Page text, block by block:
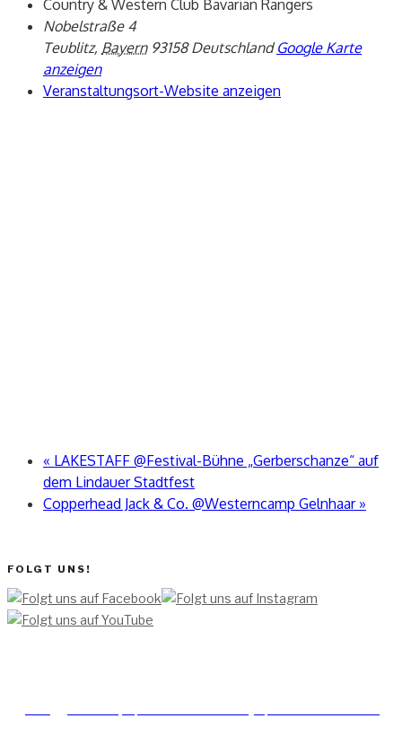
Country & Western Club Bavarian Rangers
Nobelstraße 4
Teublitz, Bayern 93158 Deutschland Google Karte
anzeigen
Veranstaltungsort-Website anzeigen
« LAKESTAFF @Festival-Bühne „Gerberschanze“ auf
dem Lindauer Stadtfest
Copperhead Jack & Co. @Westerncamp Gelnhaar »
FOLGT UNS!